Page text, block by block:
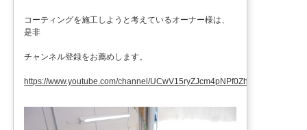
コーティングを施工しようと考えているオーナー様は、
是非
チャンネル登録をお薦めします。
https://www.youtube.com/channel/UCwV15ryZJcm4pNPf0ZhXu9g